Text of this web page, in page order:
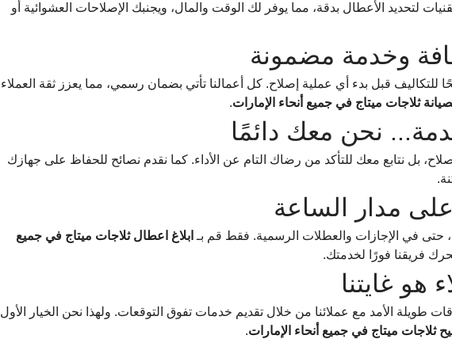
لتحديد الأعطال بدقة، مما يوفر لك الوقت والمال، ويجنبك الإصلاحات العشوائية أو
وخدمة مضمونة
قبل بدء أي عملية إصلاح. كل أعمالنا تأتي بضمان رسمي، مما يعزز ثقة العملاء
ثلاجات ميتاج في جميع أنحاء الإمارات.
نحن معك دائمًا
بل نتابع معك للتأكد من رضاك التام عن الأداء. كما نقدم نصائح للحفاظ على جهازك
مدار الساعة
حتى في الإجازات والعطلات الرسمية. فقط قم بـ ابلاغ اعطال ثلاجات ميتاج في جميع
فريقنا فورًا لخدمتك.
هو غايتنا
طويلة الأمد مع عملائنا من خلال تقديم خدمات تفوق التوقعات. ولهذا نحن الخيار الأول
ثلاجات ميتاج في جميع أنحاء الإمارات.